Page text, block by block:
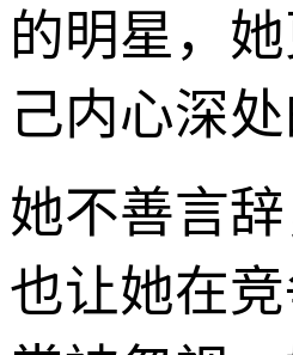
的明星，
己内心深处
她不善言
也让她在